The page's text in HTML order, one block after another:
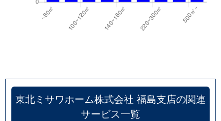
東北ミサワホーム株式会社 福島支店の関連
サービス一覧